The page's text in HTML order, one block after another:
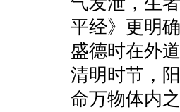
平经》更明
盛德时在外
清明时节，
命万物体内